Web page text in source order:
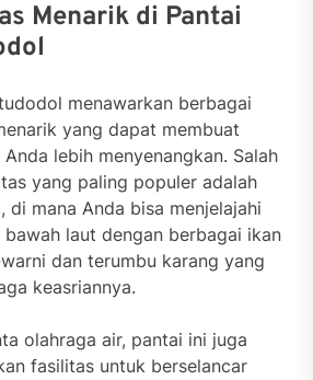
Menarik di Pantai
menawarkan berbagai
yang dapat membuat
Anda lebih menyenangkan. Salah
yang paling populer adalah
di mana Anda bisa menjelajahi
bawah laut dengan berbagai ikan
dan terumbu karang yang
keasriannya.
olahraga air, pantai ini juga
fasilitas untuk berselancar